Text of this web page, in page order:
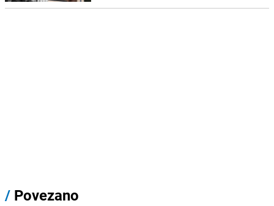
/ Povezano